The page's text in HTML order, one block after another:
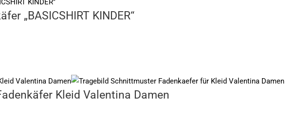
„BASICSHIRT KINDER“
Kleid Valentina Damen